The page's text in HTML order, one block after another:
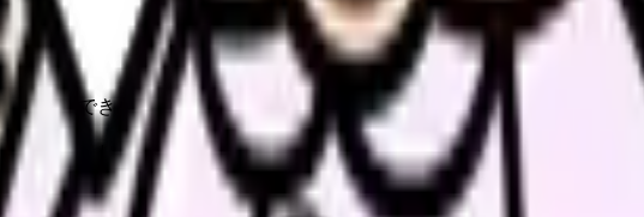
て整理できます。
オンコール頻度、移動手段、給与条件を比較してから相談できます。